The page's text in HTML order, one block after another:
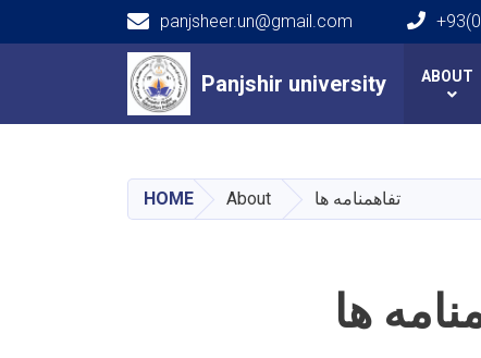
Panjshir university
panjsheer.un@gmail.com
Main navigation
Panjshir university ABOUT
HOME About تفاهمنامه ها
ها